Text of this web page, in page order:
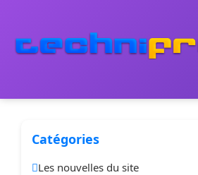
Catégories
Les nouvelles du site